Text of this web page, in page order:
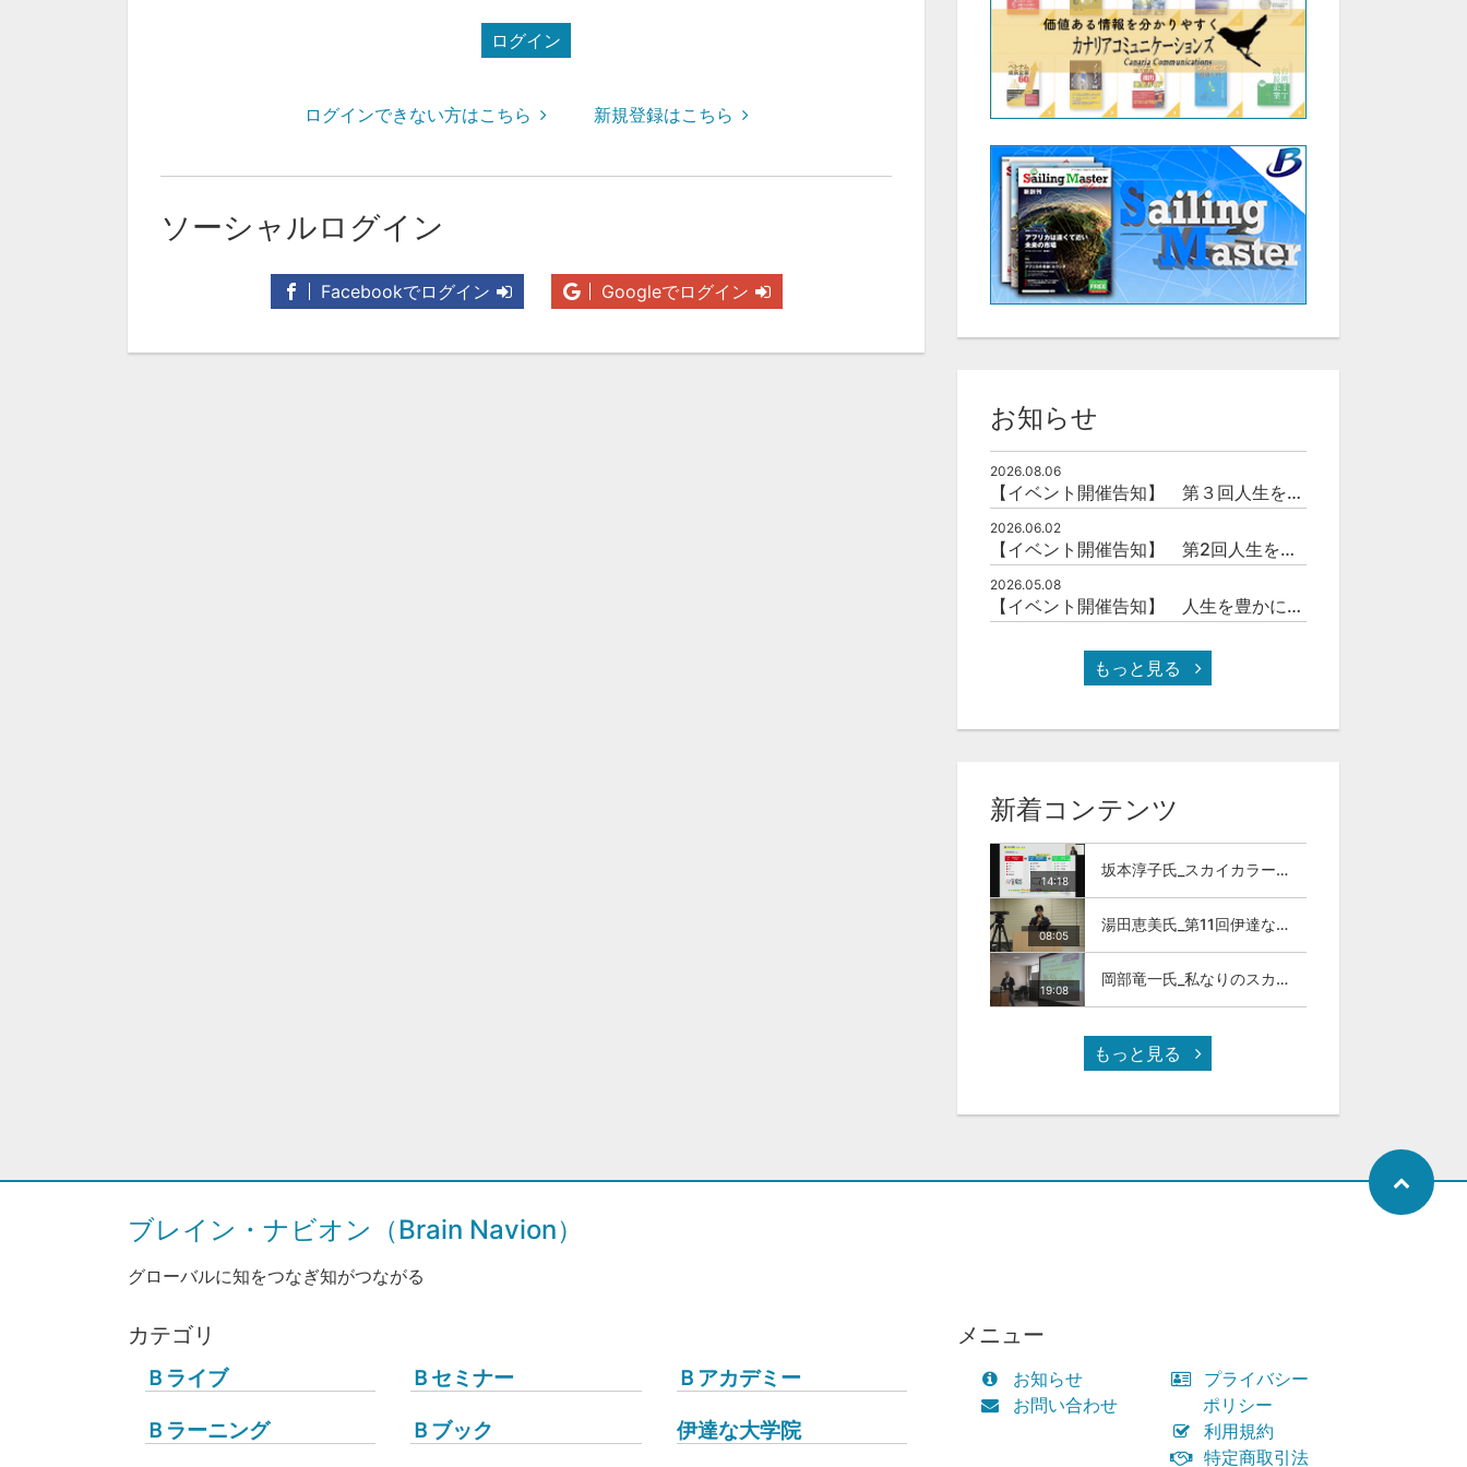
ログイン
ログインできない方はこちら 新規登録はこちら
ソーシャルログイン
Facebookでログイン Googleでログイン
お知らせ
2026.08.06
【イベント開催告知】 第３回人生を豊かにする「本の力」を学ぶ会
2026.06.02
【イベント開催告知】 第2回人生を豊かにする「本の力」を学ぶ会
2026.05.08
【イベント開催告知】 人生を豊かにする「本の力」を学ぶ会
もっと見る
新着コンテンツ
14:18
坂本淳子氏_スカイカラー人材とは
08:05
湯田恵美氏_第11回伊達な大学院セミナー
19:08
岡部竜一氏_私なりのスカイカラ―人材
もっと見る
ブレイン・ナビオン（Brain Navion）
グローバルに知をつなぎ知がつながる
カテゴリ
Ｂライブ
Ｂセミナー
Ｂアカデミー
Ｂラーニング
Ｂブック 伊達な大学院
メニュー
お知らせ
お問い合わせ
プライバシー
ポリシー
利用規約
特定商取引法